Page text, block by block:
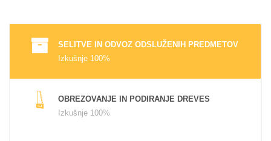
SELITVE IN ODVOZ ODSLUŽENIH PREDMETOV
Izkušnje 100%
OBREZOVANJE IN PODIRANJE DREVES
Izkušnje 100%